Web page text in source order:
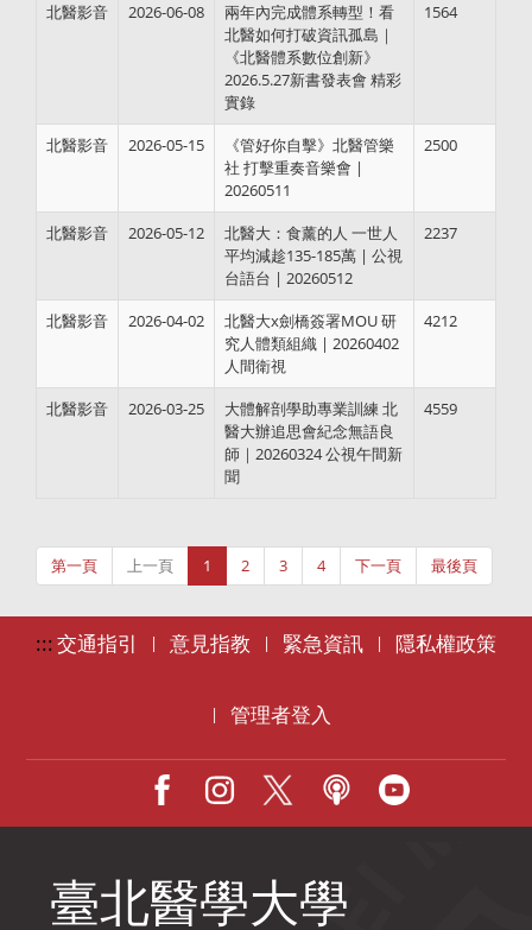
北醫影音 2026-06-08
兩年內完成體系轉型！看
北醫如何打破資訊孤島｜
《北醫體系數位創新》
2026.5.27新書發表會 精彩
實錄
1564
北醫影音 2026-05-15
《管好你自擊》北醫管樂
社 打擊重奏音樂會 |
20260511
2500
北醫影音 2026-05-12
北醫大：食薰的人 一世人
平均減趁135-185萬 | 公視
台語台 | 20260512
2237
北醫影音 2026-04-02
北醫大x劍橋簽署MOU 研
究人體類組織 | 20260402
人間衛視
4212
北醫影音 2026-03-25
大體解剖學助專業訓練 北
醫大辦追思會紀念無語良
師｜20260324 公視午間新
聞
4559
第一頁 上一頁 1 2 3 4 下一頁 最後頁
:::交通指引 | 意見指教 | 緊急資訊 | 隱私權政策
| 管理者登入
Facebook Podcast
臺北醫學大學